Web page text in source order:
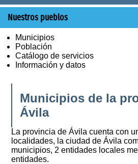
Nuestros pueblos
Municipios
Población
Catálogo de servicios
Información y datos
Municipios de la
Ávila
La provincia de Ávila cuenta con
localidades, la ciudad de Ávila
municipios, 2 entidades locales
entidades.